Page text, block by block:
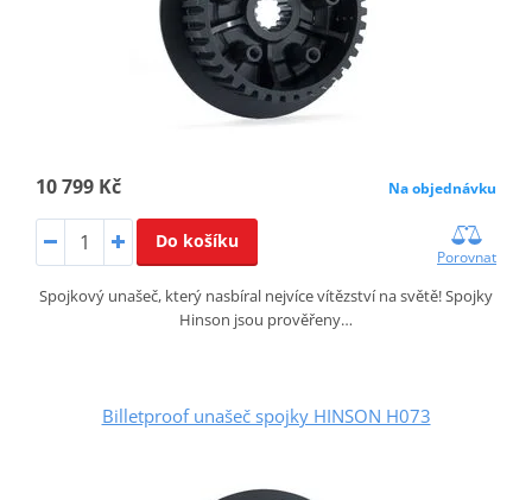
10 799 Kč Na objednávku
Do košíku
Porovnat
Spojkový unašeč, který nasbíral nejvíce vítězství na světě! Spojky
Hinson jsou prověřeny…
Billetproof unašeč spojky HINSON H073